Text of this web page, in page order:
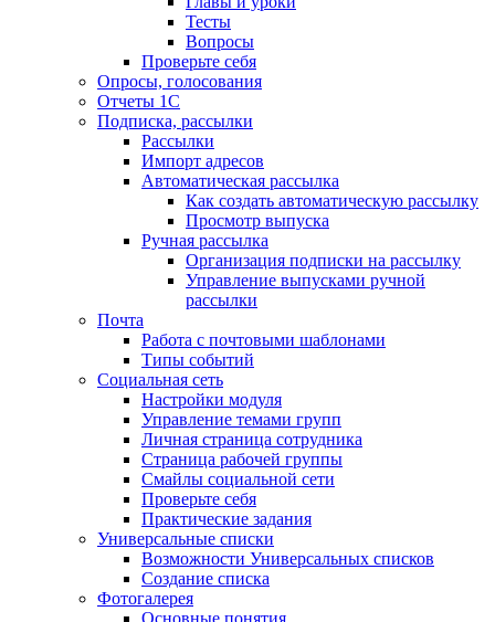
Тесты
Вопросы
Проверьте себя
Опросы, голосования
Отчеты 1С
Подписка, рассылки
Рассылки
Импорт адресов
Автоматическая рассылка
Как создать автоматическую рассылку
Просмотр выпуска
Ручная рассылка
Организация подписки на рассылку
Управление выпусками ручной
рассылки
Почта
Работа с почтовыми шаблонами
Типы событий
Социальная сеть
Настройки модуля
Управление темами групп
Личная страница сотрудника
Страница рабочей группы
Смайлы социальной сети
Проверьте себя
Практические задания
Универсальные списки
Возможности Универсальных списков
Создание списка
Фотогалерея
Основные понятия